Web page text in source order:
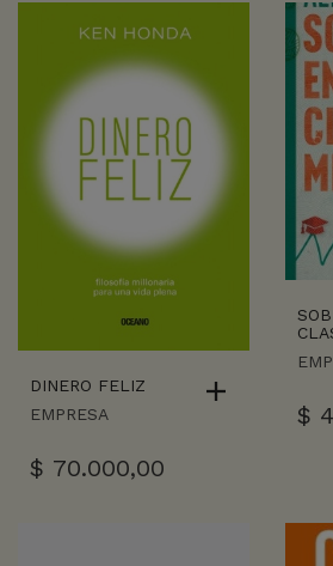
DINERO FELIZ
EMPRESA
$ 70.000,00
$